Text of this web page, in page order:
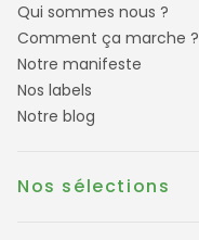
Qui sommes nous ?
Comment ça marche ?
Notre manifeste
Nos labels
Notre blog
Nos sélections